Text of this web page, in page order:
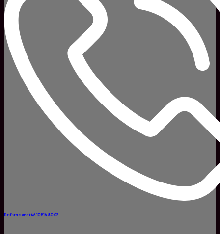
Ruf uns an: +46 10 516 80 02